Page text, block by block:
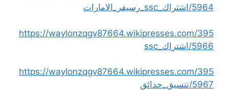
5964/اشتراك_ssc_رسيفر_الامارات
https://waylonzqgv87664.wikipresses.com/395
5966/اشتراك_ssc
https://waylonzqgv87664.wikipresses.com/395
5967/تنسيق_حدائق